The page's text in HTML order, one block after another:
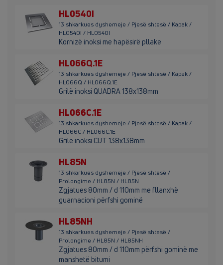
HL0540I
13 shkarkues dyshemeje / Pjesë shtesë / Kapak /
HL0540I / HL0540I
Kornizë inoksi me hapësirë pllake
HL066Q.1E
13 shkarkues dyshemeje / Pjesë shtesë / Kapak /
HL066Q / HL066Q.1E
Grilë inoksi QUADRA 138x138mm
HL066C.1E
13 shkarkues dyshemeje / Pjesë shtesë / Kapak /
HL066C / HL066C.1E
Grilë inoksi CUT 138x138mm
HL85N
13 shkarkues dyshemeje / Pjesë shtesë /
Prolongime / HL85N / HL85N
Zgjatues 80mm / d 110mm me fllanxhë
guarnacioni përfshi gominë
HL85NH
13 shkarkues dyshemeje / Pjesë shtesë /
Prolongime / HL85N / HL85NH
Zgjatues 80mm / d 110mm përfshi gominë me
manshetë bitumi